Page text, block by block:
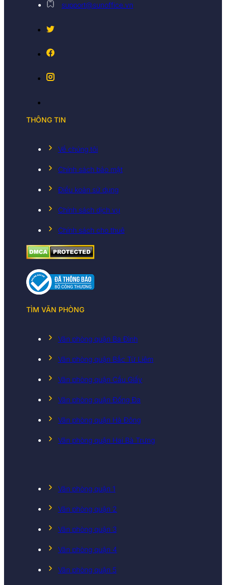
support@sunoffice.vn
THÔNG TIN
Về chúng tôi
Chính sách bảo mật
Điều koản sử dụng
Chính sách dịch vụ
Chính sách cho thuê
TÌM VĂN PHÒNG
Văn phòng quận Ba Đình
Văn phòng quận Bắc Từ Liêm
Văn phòng quận Cầu Giấy
Văn phòng quận Đống Đa
Văn phòng quận Hà Đông
Văn phòng quận Hai Bà Trưng
Văn phòng quận 1
Văn phòng quận 2
Văn phòng quận 3
Văn phòng quận 4
Văn phòng quận 5